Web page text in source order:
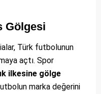
Gölgesi
Türk futbolunun
açtı. Spor
ilkesine gölge
marka değerini